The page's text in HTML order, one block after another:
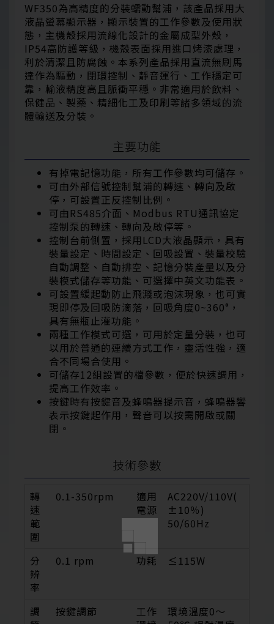
WF350為高精度的分裝蠕動幫浦，該產品採用大
液晶螢幕顯示器，顯示裝置的工作參數及使用狀
態，主機殼採用流線化設計的金屬成型外殼，
IP54高防護等級，機殼表面採用進口烤漆處理，
利於清潔且防腐蝕。本系列產品採用直流無刷馬
達作為驅動，閉環控制、靜音運行、工作穩定可
靠，輸液精度高且脈衝平穩。非常適用於飲料、
保健品、製藥、精細化工及印刷等諸多領域的流
體輸送及分裝。
主要功能
有掉電記憶功能，所有工作參數均可儲存。
可由外部信號控制幫浦的轉速、轉向及啟
停，可設置正反控制比例。
可由RS485介面、Modbus RTU通訊協定
控制泵的轉速、轉向及啟停等。
控制台前側置，採用LCD大液晶顯示，具有
裝量設定、時間設定、回吸設置、裝量校驗
自動調整、自動排空、記憶分裝產量以及分
裝模式儲存等功能、可選擇中英文功能表。
可設置緩起動防止飛濺或泡沫現象，也可實
現即停及回吸防滴落，回吸角度0~360°，
具有無瓶止灌功能。
兩種工作模式可選，可用於定量分裝，也可
以用於普通的連續方式工作，靈活性強，適
合不同場合使用。
可儲存12組設置的檔參數，便於快速調用，
提高工作效率。
按鍵時有按鍵音及蜂鳴器提示音，蜂鳴器響
表示按鍵起作用，聲音可以按需開啟或關
閉。
技術參數
轉
速
範
圍
0.1-350rpm
適用
電源
AC220V/110V(
±10％)
50/60Hz
分
辨
率
0.1 rpm 功耗 ≤115W
調
按鍵調節
工作
環境溫度0～